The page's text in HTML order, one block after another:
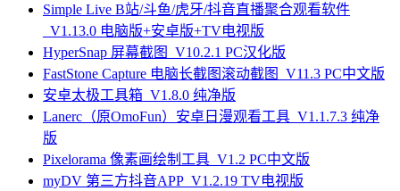
Simple Live B站/斗鱼/虎牙/抖音直播聚合观看软件
_V1.13.0 电脑版+安卓版+TV电视版
HyperSnap 屏幕截图_V10.2.1 PC汉化版
FastStone Capture 电脑长截图滚动截图_V11.3 PC中文版
安卓太极工具箱_V1.8.0 纯净版
Lanerc（原OmoFun）安卓日漫观看工具_V1.1.7.3 纯净
版
Pixelorama 像素画绘制工具_V1.2 PC中文版
myDV 第三方抖音APP_V1.2.19 TV电视版